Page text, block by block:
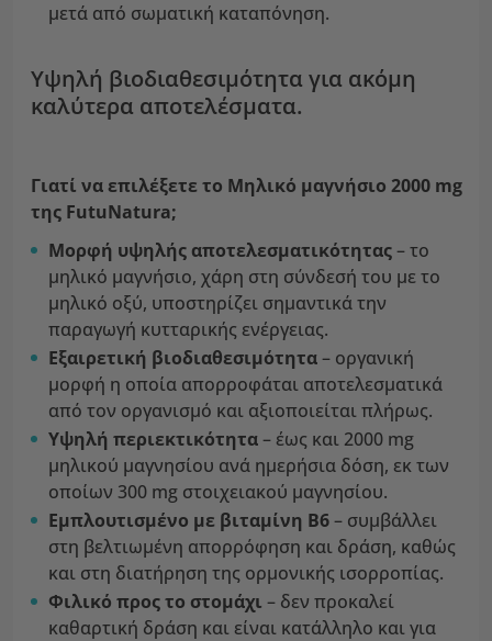
μετά από σωματική καταπόνηση.
Υψηλή βιοδιαθεσιμότητα για ακόμη
καλύτερα αποτελέσματα.
Γιατί να επιλέξετε το Μηλικό μαγνήσιο 2000 mg
της FutuNatura;
Μορφή υψηλής αποτελεσματικότητας– το
μηλικό μαγνήσιο, χάρη στη σύνδεσή του με το
μηλικό οξύ, υποστηρίζει σημαντικά την
παραγωγή κυτταρικής ενέργειας.
Εξαιρετική βιοδιαθεσιμότητα– οργανική
μορφή η οποία απορροφάται αποτελεσματικά
από τον οργανισμό και αξιοποιείται πλήρως.
Υψηλή περιεκτικότητα– έως και 2000 mg
μηλικού μαγνησίου ανά ημερήσια δόση, εκ των
οποίων 300 mg στοιχειακού μαγνησίου.
Εμπλουτισμένο με βιταμίνη Β6– συμβάλλει
στη βελτιωμένη απορρόφηση και δράση, καθώς
και στη διατήρηση της ορμονικής ισορροπίας.
Φιλικό προς το στομάχι – δεν προκαλεί
καθαρτική δράση και είναι κατάλληλο και για